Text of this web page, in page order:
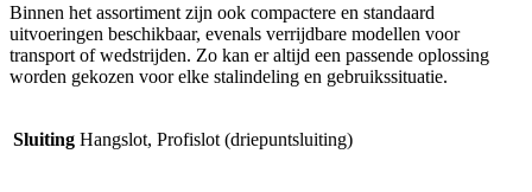
Binnen het assortiment zijn ook compactere en standaard
uitvoeringen beschikbaar, evenals verrijdbare modellen voor
transport of wedstrijden. Zo kan er altijd een passende oplossing
worden gekozen voor elke stalindeling en gebruikssituatie.
Sluiting Hangslot, Profislot (driepuntsluiting)